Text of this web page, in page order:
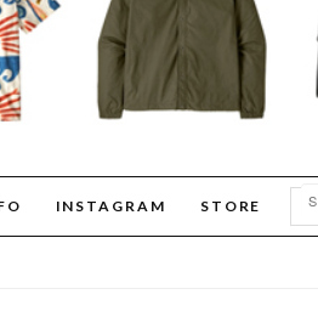
INSTAGRAM STORE